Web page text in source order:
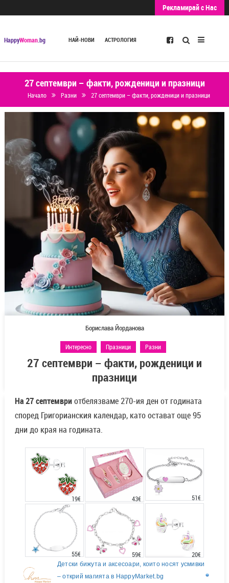
Рекламирай с Нас
HappyWoman.bg НАЙ-НОВИ АСТРОЛОГИЯ Търсене
27 септември – факти, рожденици и празници
Начало Разни 27 септември – факти, рожденици и празници
Борислава Йорданова
Интересно Празници Разни
27 септември – факти, рожденици и
празници
На27 септемвриотбелязваме 270-ия ден от годината
според Григорианския календар, като остават още 95
дни до края на годината.
19€ 43€ 51€
55€ 59€ 20€
Детски бижута и аксесоари, които носят усмивки
– открий магията в HappyMarket.bg